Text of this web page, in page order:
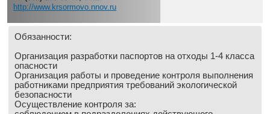
Журнал
Реклама
Конференции
Выставки и семинары
Личности
Словарь
Флот
Галерея флота
Форум
http://www.krsormovo.nnov.ru
Обязанности:
Организация разработки паспортов на отходы 1-4 класса
опасности
Организация работы и проведение контроля выполнения
работниками предприятия требований экологической
безопасности
Осуществление контроля за: